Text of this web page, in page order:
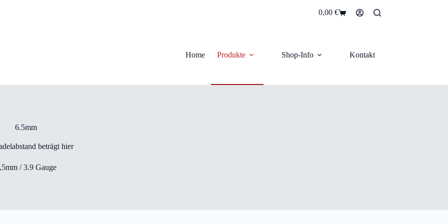
Warenkorb
0,00 €
Home Produkte Shop-Info Kontakt
6.5mm
beträgt hier
/ 3.9 Gauge